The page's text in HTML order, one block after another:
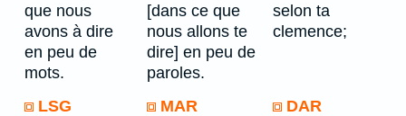
que nous
avons à dire
en peu de
mots.
[dans ce que
nous allons te
dire] en peu de
paroles.
selon ta
clemence;
LSG MAR DAR